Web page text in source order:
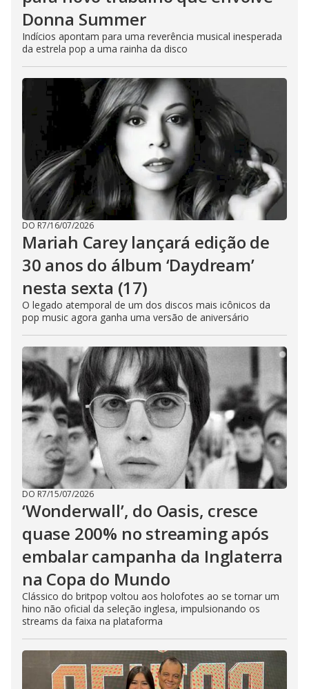
Donna Summer
Indícios apontam para uma reverência musical inesperada
da estrela pop a uma rainha da disco
DO R7/16/07/2026
Mariah Carey lançará edição de
30 anos do álbum ‘Daydream’
nesta sexta (17)
O legado atemporal de um dos discos mais icônicos da
pop music agora ganha uma versão de aniversário
DO R7/15/07/2026
‘Wonderwall’, do Oasis, cresce
quase 200% no streaming após
embalar campanha da Inglaterra
na Copa do Mundo
Clássico do britpop voltou aos holofotes ao se tornar um
hino não oficial da seleção inglesa, impulsionando os
streams da faixa na plataforma